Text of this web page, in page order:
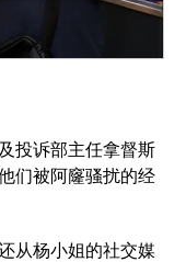
投诉部主任拿督斯
们被阿窿骚扰的经
从杨小姐的社交媒